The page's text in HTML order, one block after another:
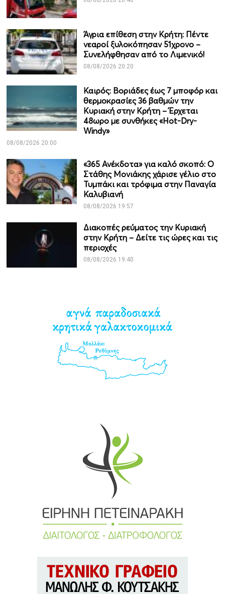
Άγρια επίθεση στην Κρήτη: Πέντε
νεαροί ξυλοκόπησαν 51χρονο –
Συνελήφθησαν από το Λιμενικό!
08/08/2026 20:20
Καιρός: Βοριάδες έως 7 μποφόρ και
θερμοκρασίες 36 βαθμών την
Κυριακή στην Κρήτη – Έρχεται
48ωρο με συνθήκες «Hot-Dry-
Windy»
08/08/2026 20:00
«365 Ανέκδοτα» για καλό σκοπό: Ο
Στάθης Μονιάκης χάρισε γέλιο στο
Τυμπάκι και τρόφιμα στην Παναγία
Καλυβιανή
08/08/2026 19:57
Διακοπές ρεύματος την Κυριακή
στην Κρήτη – Δείτε τις ώρες και τις
περιοχές
08/08/2026 19:40